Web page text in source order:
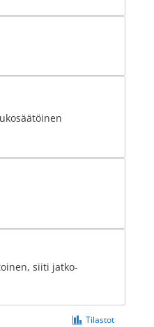
siiti jatko-
Tilastot